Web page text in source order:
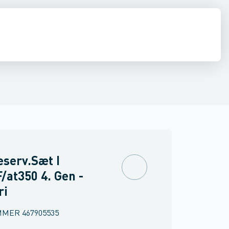
I
at350 4. Gen -
467905535